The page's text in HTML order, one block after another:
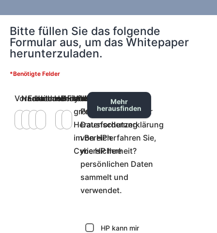
Bitte füllen Sie das folgende
Formular aus, um das Whitepaper
herunterzuladen.
*Benötigte Felder
Vorname
Nachname
Email
Unternehmen
Industriesektor
Land
Handynummer
Berufsbezeichnung
Firmengröße
Was ist Ihre
größte
Herausforderung
im Bereich
Cybersicherheit?
HP respektiert Ihre
Privatsphäre. In der
Datenschutzerklärung
von HP erfahren Sie,
wie HP Ihre
persönlichen Daten
sammelt und
verwendet.
HP kann mir
Mehr
herausfinden